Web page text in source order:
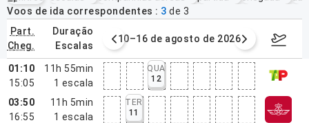
Filtros ativos nenhum
Voos de ida correspondentes
3 de 3
part.
cheg.
duração
escalas
agosto de 2026 10–16 de agosto de 2026 17–23
01:10
15:05
11h 55min
1 escala
QUA
12
03:50
16:55
11h 5min
1 escala
TER
11